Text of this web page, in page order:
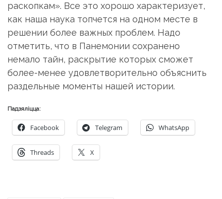
раскопкам». Все это хорошо характеризует,
как наша наука топчется на одном месте в
решении более важных проблем. Надо
отметить, что в Панeмонии сохранено
немало тайн, раскрытие которых сможет
более-менее удовлетворительно объяснить
раздельные моменты нашей истории.
Падзяліцца:
Facebook Telegram WhatsApp
Threads X